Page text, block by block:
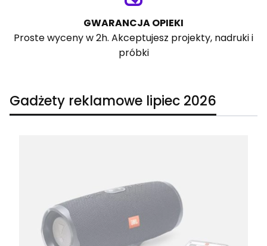
GWARANCJA OPIEKI
Proste wyceny w 2h. Akceptujesz projekty, nadruki i
próbki
Gadżety reklamowe lipiec 2026